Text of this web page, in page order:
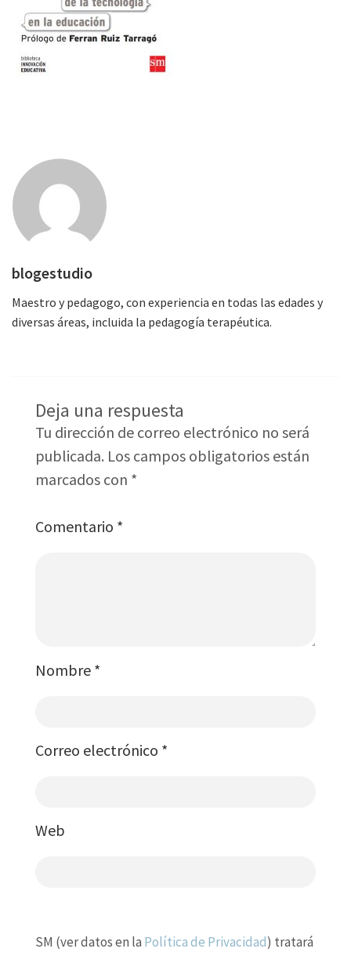
blogestudio
Maestro y pedagogo, con experiencia en todas las edades y
diversas áreas, incluida la pedagogía terapéutica.
Deja una respuesta
Tu dirección de correo electrónico no será
publicada. Los campos obligatorios están
marcados con *
Comentario *
Nombre *
Correo electrónico *
Web
SM (ver datos en la Política de Privacidad) tratará